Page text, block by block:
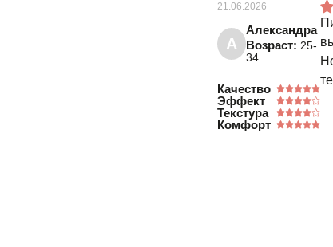
21.06.2026
А
Александра
Возраст: 25-
34
Качество
Эффект
Текстура
Комфорт